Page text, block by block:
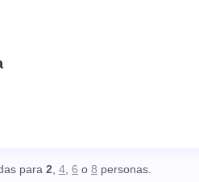
para 2, 4, 6 o 8 personas.